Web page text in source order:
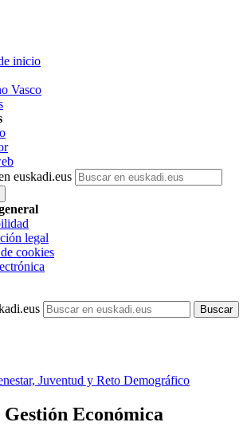
inicio
Vasco
euskadi.eus
legal
cookies
Juventud y Reto Demográfico
Económica